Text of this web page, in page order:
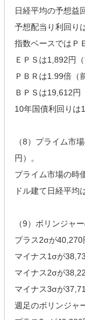
日経平均の予想益
予想配当り利回り
指数ベースではＰ
ＥＰＳは1,892円
ＰＢＲは1.99倍（
ＢＰＳは19,612円
10年国債利回りは
（8）プライム市
円）。
プライム市場の時
ドル建て日経平均
（9）ボリンジャ
プラス2σが40,270
マイナス1σが
マイナス2σが
マイナス3σが
週足のボリンジャ